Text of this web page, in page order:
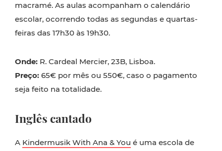
macramé. As aulas acompanham o calendário
escolar, ocorrendo todas as segundas e quartas-
feiras das 17h30 às 19h30.
Onde: R. Cardeal Mercier, 23B, Lisboa.
Preço: 65€ por mês ou 550€, caso o pagamento
seja feito na totalidade.
Inglês cantado
A Kindermusik With Ana & You é uma escola de